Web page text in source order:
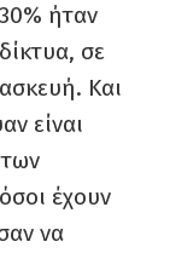
ήταν
σε
Και
είναι
έχουν
να